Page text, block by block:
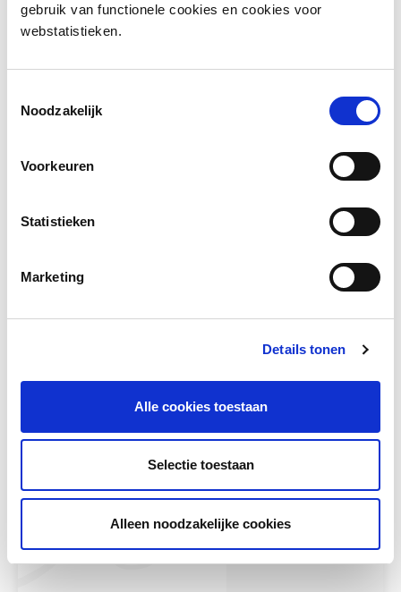
gebruik van functionele cookies en cookies voor
webstatistieken.
Noodzakelijk
Voorkeuren
Statistieken
Marketing
Details tonen
Alle cookies toestaan
Selectie toestaan
Alleen noodzakelijke cookies
Auteur: Patricia Geurts en Rik Santegoets
Bekijk de presentatie
onderwijs voor een grote en een
kleine portemonnee
Meer lezen